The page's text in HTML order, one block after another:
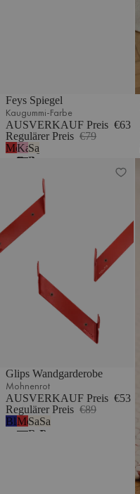
Feys Spiegel
Kaugummi-Farbe
AUSVERKAUF Preis €63
Regulärer Preis €79
Mohnenrot
Kaugummi-
Farbe
Sand
Beige
Glips Wandgarderobe
Mohnenrot
AUSVERKAUF Preis €53
Regulärer Preis €89
Blaubeermousse
Mohnenrot
Sand
Beige
Sand
Beige